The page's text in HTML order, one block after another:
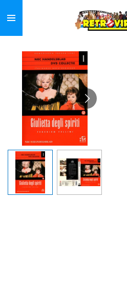
direct
naar
hoofdinhoud